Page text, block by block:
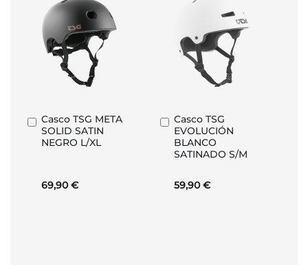
Casco TSG META
SOLID SATIN
NEGRO L/XL
69,90 €
Añadir
al
carrito
Casco TSG
EVOLUCIÓN
BLANCO
SATINADO S/M
59,90 €
Añadir
al
carrito